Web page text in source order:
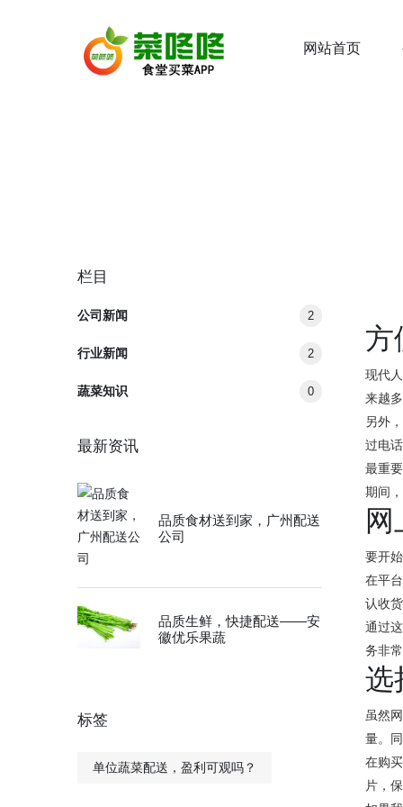
网站首页
方
现代
来越
另外
过电
最重
期间
要开
在平
认收
通过
务非
选
虽然
量。
在购
片，
栏目
公司新闻 2
行业新闻 2
蔬菜知识 0
最新资讯
品质食材送到家，广州配送
公司
品质生鲜，快捷配送——安
徽优乐果蔬
标签
单位蔬菜配送，盈利可观吗？